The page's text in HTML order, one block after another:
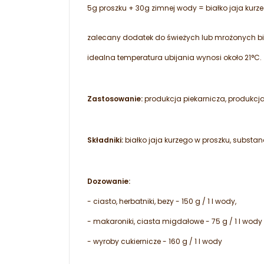
5g proszku + 30g zimnej wody = białko jaja
zalecany dodatek do świeżych lub mrożonych
idealna temperatura ubijania wynosi około 21°C.
Zastosowanie:produkcja piekarnicza,
Składniki:białko jaja kurzego w proszku,
Dozowanie:
- ciasto, herbatniki, bezy - 150 g / 1 l wody,
- makaroniki, ciasta migdałowe - 75 g / 1 l wody
- wyroby cukiernicze - 160 g / 1 l wody